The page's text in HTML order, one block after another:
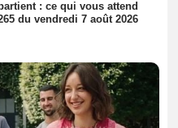
: ce qui vous attend
du vendredi 7 août 2026